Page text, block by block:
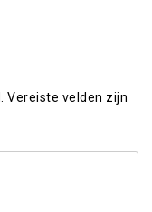
Vereiste velden zijn